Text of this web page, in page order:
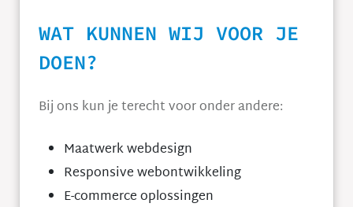
WAT KUNNEN WIJ VOOR JE
DOEN?
Bij ons kun je terecht voor onder andere:
Maatwerk webdesign
Responsive webontwikkeling
E-commerce oplossingen